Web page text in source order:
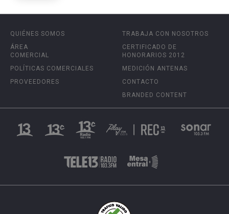
QUIÉNES SOMOS
ÁREA
COMERCIAL
POLÍTICAS COMERCIALES
PROVEEDORES
TRABAJA CON NOSOTROS
CERTIFICADO DE
HONORARIOS 2012
MEDICIÓN ANTENAS
CONTACTO
BRANDED CONTENT